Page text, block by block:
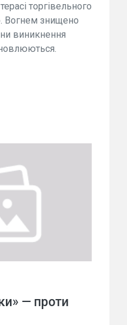
торгівельного
Вогнем знищено
виникнення
— проти